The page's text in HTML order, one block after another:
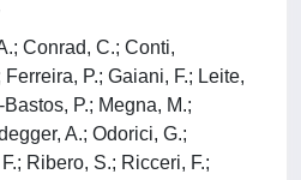
Conrad, C.; Conti,
P.; Gaiani, F.; Leite,
P.; Megna, M.;
A.; Odorici, G.;
Ribero, S.; Ricceri, F.;